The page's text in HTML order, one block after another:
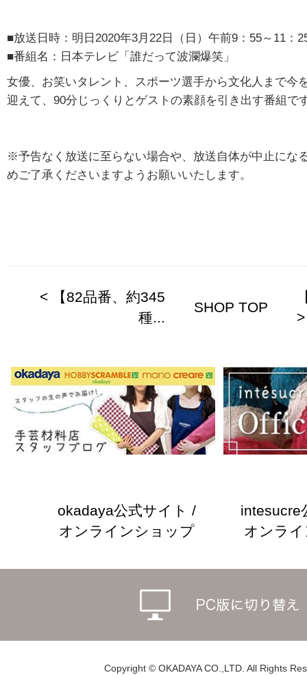
■放送日時：明日2020年3月22日（日）午前9：55～11：
■番組名：日本テレビ「誰だって波瀾爆笑」
女優、お笑いタレント、スポーツ選手から文化人まで今
迎えて、90分じっくりとゲストの素顔を引き出す番組で
※予告なく放送に至らない場合や、放送自体が中止にな
めご了承くださいますようお願いいたします。
< 【82品番、約345
種...
SHOP TOP
>
okadaya公式サイト /
オンラインショップ
intesucre
オンラ
Copyright © OKADAYA CO.,LTD. All Rights